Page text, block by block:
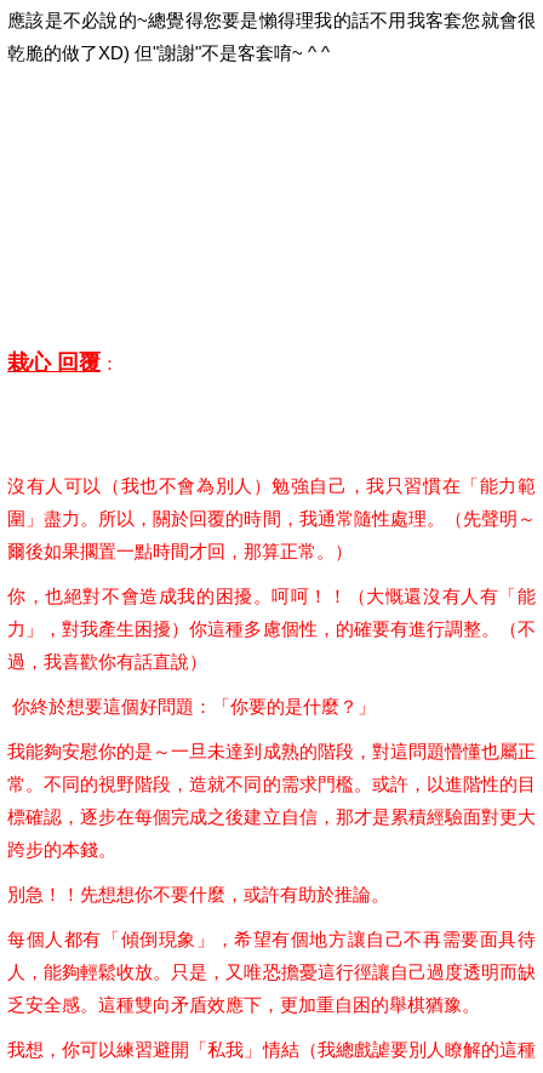
應該是不必說的~總覺得您要是懶得理我的話不用我客套您就會很
乾脆的做了XD) 但"謝謝"不是客套唷~ ^ ^
栽心 回覆 ：
沒有人可以（我也不會為別人）勉強自己，我只習慣在「能力範
圍」盡力。所以，關於回覆的時間，我通常隨性處理。（先聲明～
爾後如果擱置一點時間才回，那算正常。）
你，也絕對不會造成我的困擾。呵呵！！（大慨還沒有人有「能
力」，對我產生困擾）你這種多慮個性，的確要有進行調整。（不
過，我喜歡你有話直說）
你終於想要這個好問題：「你要的是什麼？」
我能夠安慰你的是～一旦未達到成熟的階段，對這問題懵懂也屬正
常。不同的視野階段，造就不同的需求門檻。或許，以進階性的目
標確認，逐步在每個完成之後建立自信，那才是累積經驗面對更大
跨步的本錢。
別急！！先想想你不要什麼，或許有助於推論。
每個人都有「傾倒現象」，希望有個地方讓自己不再需要面具待
人，能夠輕鬆收放。只是，又唯恐擔憂這行徑讓自己過度透明而缺
乏安全感。這種雙向矛盾效應下，更加重自困的舉棋猶豫。
我想，你可以練習避開「私我」情結（我總戲謔要別人瞭解的這種